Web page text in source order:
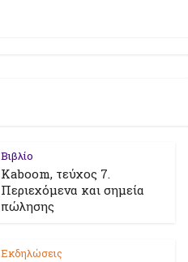
Βιβλίο
Kaboom, τεύχος 7.
Περιεχόμενα και σημεία
πώλησης
Εκδηλώσεις